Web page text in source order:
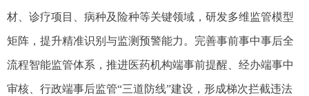
材、诊疗项目、病种及险种等关键领域，研发多维监管模型
矩阵，提升精准识别与监测预警能力。完善事前事中事后全
流程智能监管体系，推进医药机构端事前提醒、经办端事中
审核、行政端事后监管“三道防线”建设，形成梯次拦截违法